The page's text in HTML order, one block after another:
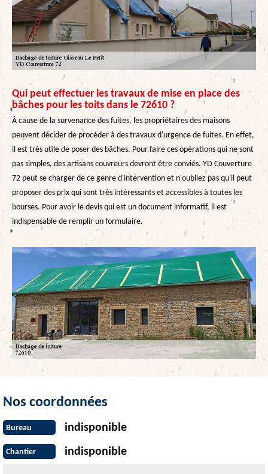
Qui peut effectuer les travaux de mise en place des
bâches pour les toits dans le 72610 ?
À cause de la survenance des fuites, les propriétaires des maisons
peuvent décider de procéder à des travaux d'urgence de fuites. En effet,
il est très utile de poser des bâches. Pour faire ces opérations qui ne sont
pas simples, des artisans couvreurs devront être conviés. YD Couverture
72 peut se charger de ce genre d'intervention et n'oubliez pas qu'il peut
proposer des prix qui sont très intéressants et accessibles à toutes les
bourses. Pour avoir le devis qui est un document informatif, il est
indispensable de remplir un formulaire.
Nos coordonnées
Bureau indisponible
Chantier indisponible